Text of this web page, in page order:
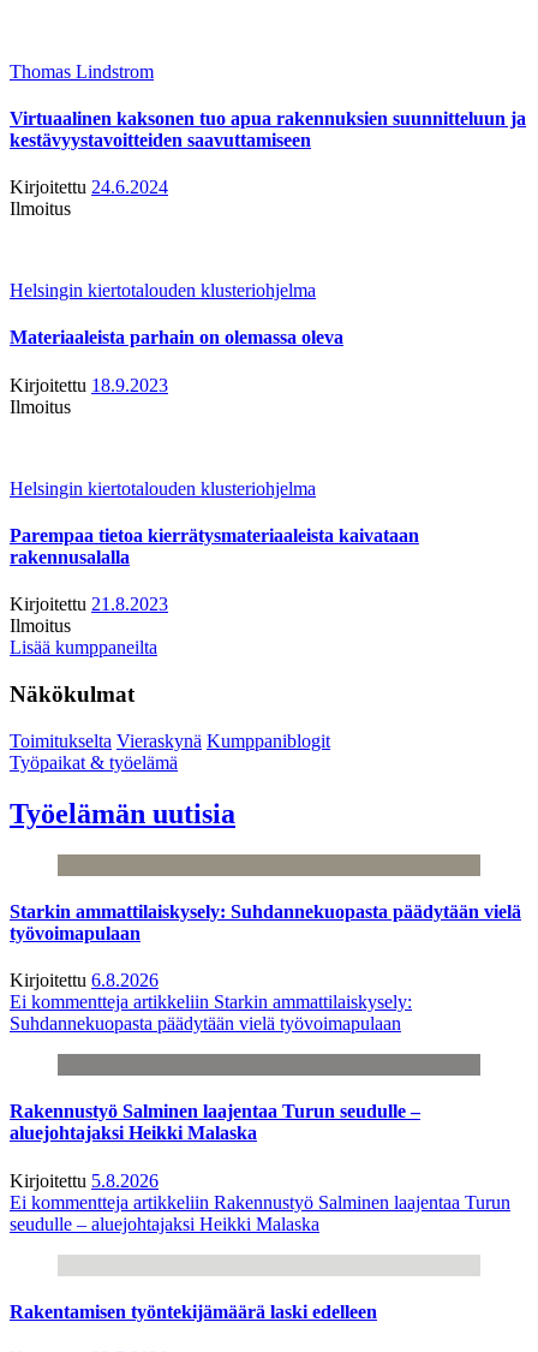
Thomas Lindstrom
Virtuaalinen kaksonen tuo apua rakennuksien suunnitteluun ja
kestävyystavoitteiden saavuttamiseen
Kirjoitettu 24.6.2024
Ilmoitus
Helsingin kiertotalouden klusteriohjelma
Materiaaleista parhain on olemassa oleva
Kirjoitettu 18.9.2023
Ilmoitus
Helsingin kiertotalouden klusteriohjelma
Parempaa tietoa kierrätysmateriaaleista kaivataan
rakennusalalla
Kirjoitettu 21.8.2023
Ilmoitus
Lisää kumppaneilta
Näkökulmat
Toimitukselta Vieraskynä Kumppaniblogit
Työpaikat & työelämä
Työelämän uutisia
Starkin ammattilaiskysely: Suhdannekuopasta päädytään vielä
työvoimapulaan
Kirjoitettu 6.8.2026
Ei kommentteja artikkeliin Starkin ammattilaiskysely:
Suhdannekuopasta päädytään vielä työvoimapulaan
Rakennustyö Salminen laajentaa Turun seudulle –
aluejohtajaksi Heikki Malaska
Kirjoitettu 5.8.2026
Ei kommentteja artikkeliin Rakennustyö Salminen laajentaa Turun
seudulle – aluejohtajaksi Heikki Malaska
Rakentamisen työntekijämäärä laski edelleen